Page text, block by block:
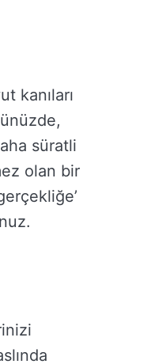
kanıları
süratli
olan bir